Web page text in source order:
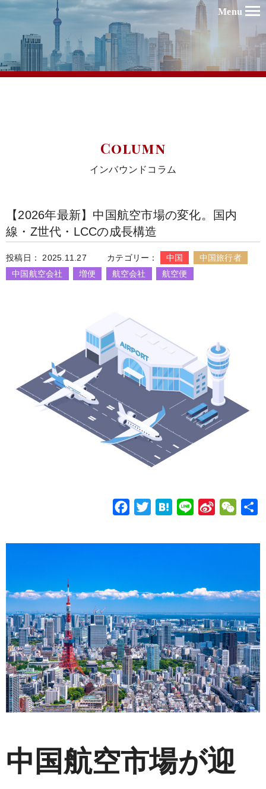
Menu
Column
インバウンドコラム
【2026年最新】中国航空市場の変化。国内
線・Z世代・LCCの成長構造
投稿日： 2025.11.27 カテゴリー： 中国
中国旅行者
中国航空会社
増便 航空会社 航空便
o
o
k
e
r
H
a
S
e
b
W
t
中国航空市場が迎